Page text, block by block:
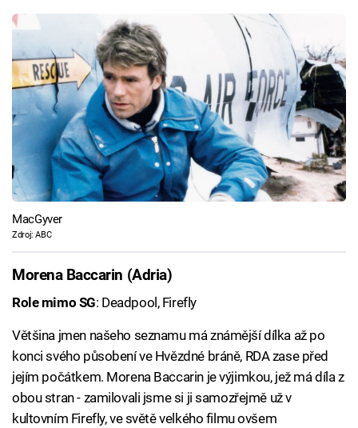
MacGyver
Zdroj: ABC
Morena Baccarin (Adria)
Role mimo SG: Deadpool, Firefly
Většina jmen našeho seznamu má známější dílka až po
konci svého působení ve Hvězdné bráně, RDA zase před
jejím počátkem. Morena Baccarin je výjimkou, jež má díla z
obou stran - zamilovali jsme si ji samozřejmě už v
kultovním Firefly, ve světě velkého filmu ovšem